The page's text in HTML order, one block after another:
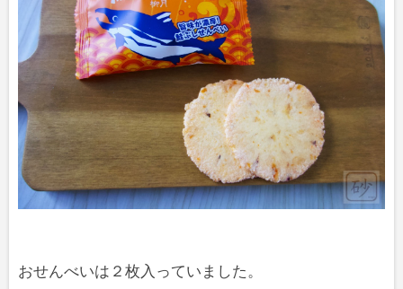
おせんべいは２枚入っていました。